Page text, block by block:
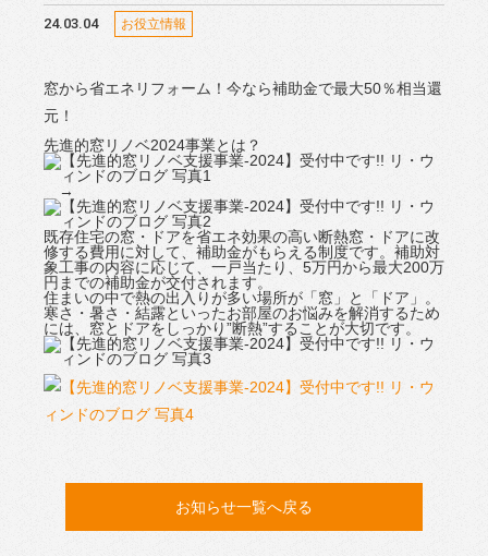
24.03.04 お役立情報
窓から省エネリフォーム！今なら補助金で最大50％相当還
元！
先進的窓リノベ2024事業とは？
→
既存住宅の窓・ドアを省エネ効果の高い断熱窓・ドアに改
修する費用に対して、補助金がもらえる制度です。補助対
象工事の内容に応じて、一戸当たり、5万円から最大200万
円までの補助金が交付されます。
住まいの中で熱の出入りが多い場所が「窓」と「ドア」。
寒さ・暑さ・結露といったお部屋のお悩みを解消するため
には、窓とドアをしっかり”断熱”することが大切です。
お知らせ一覧へ戻る